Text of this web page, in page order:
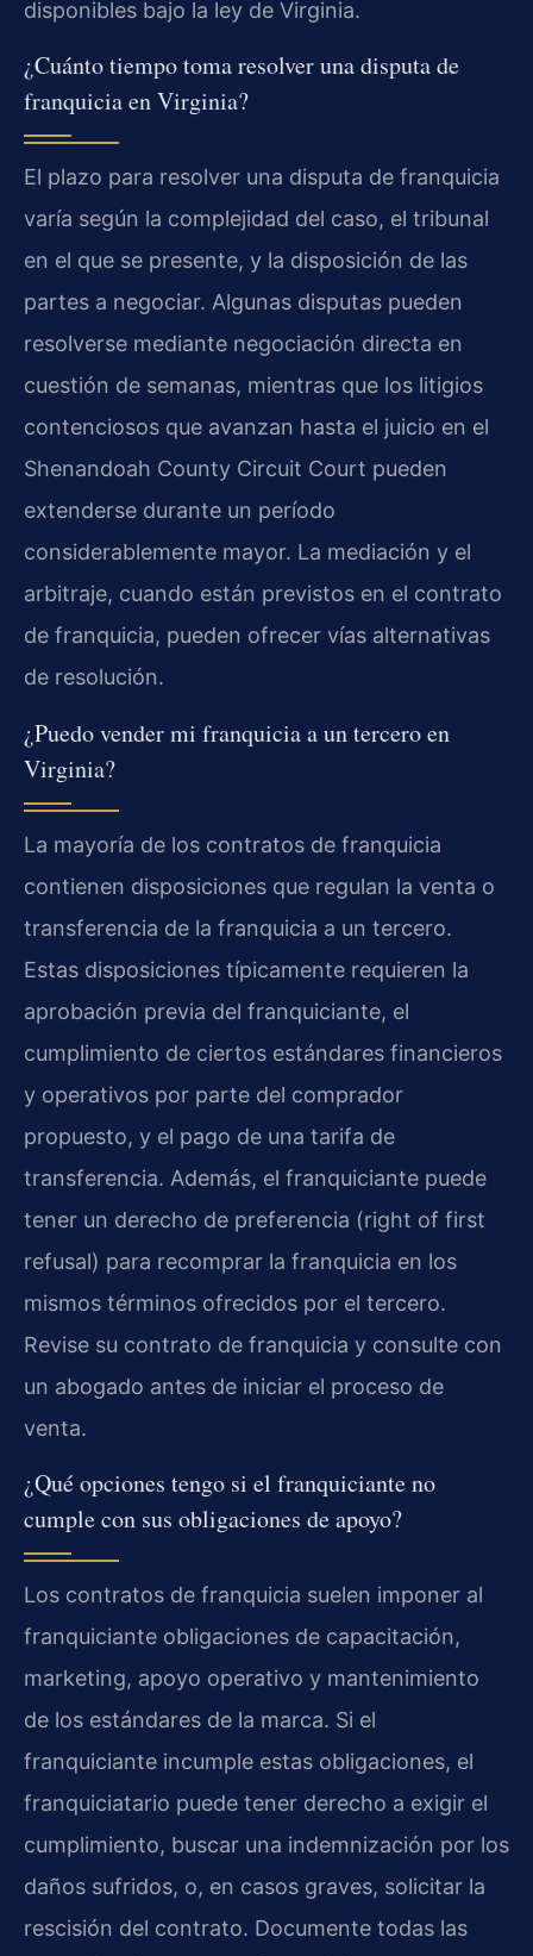
disponibles bajo la ley de Virginia.
¿Cuánto tiempo toma resolver una disputa de
franquicia en Virginia?
El plazo para resolver una disputa de franquicia
varía según la complejidad del caso, el tribunal
en el que se presente, y la disposición de las
partes a negociar. Algunas disputas pueden
resolverse mediante negociación directa en
cuestión de semanas, mientras que los litigios
contenciosos que avanzan hasta el juicio en el
Shenandoah County Circuit Court pueden
extenderse durante un período
considerablemente mayor. La mediación y el
arbitraje, cuando están previstos en el contrato
de franquicia, pueden ofrecer vías alternativas
de resolución.
¿Puedo vender mi franquicia a un tercero en
Virginia?
La mayoría de los contratos de franquicia
contienen disposiciones que regulan la venta o
transferencia de la franquicia a un tercero.
Estas disposiciones típicamente requieren la
aprobación previa del franquiciante, el
cumplimiento de ciertos estándares financieros
y operativos por parte del comprador
propuesto, y el pago de una tarifa de
transferencia. Además, el franquiciante puede
tener un derecho de preferencia (right of first
refusal) para recomprar la franquicia en los
mismos términos ofrecidos por el tercero.
Revise su contrato de franquicia y consulte con
un abogado antes de iniciar el proceso de
venta.
¿Qué opciones tengo si el franquiciante no
cumple con sus obligaciones de apoyo?
Los contratos de franquicia suelen imponer al
franquiciante obligaciones de capacitación,
marketing, apoyo operativo y mantenimiento
de los estándares de la marca. Si el
franquiciante incumple estas obligaciones, el
franquiciatario puede tener derecho a exigir el
cumplimiento, buscar una indemnización por los
daños sufridos, o, en casos graves, solicitar la
rescisión del contrato. Documente todas las